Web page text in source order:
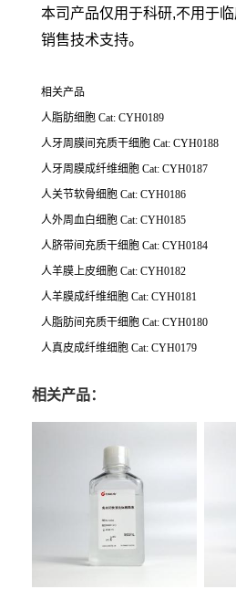
本司产品仅用于科研,不用于
销售技术支持。
相关产品
人脂肪细胞 Cat: CYH0189
人牙周膜间充质干细胞 Cat: CYH0188
人牙周膜成纤维细胞 Cat: CYH0187
人关节软骨细胞 Cat: CYH0186
人外周血白细胞 Cat: CYH0185
人脐带间充质干细胞 Cat: CYH0184
人羊膜上皮细胞 Cat: CYH0182
人羊膜成纤维细胞 Cat: CYH0181
人脂肪间充质干细胞 Cat: CYH0180
人真皮成纤维细胞 Cat: CYH0179
相关产品：